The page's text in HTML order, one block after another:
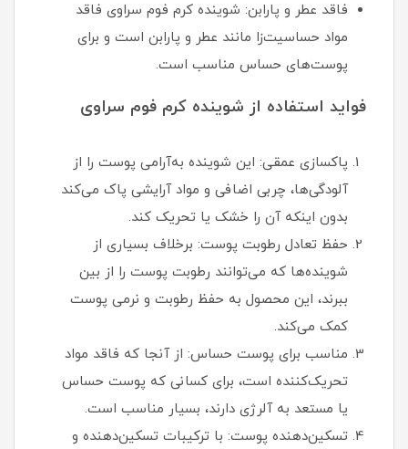
فاقد عطر و پارابن: شوینده کرم فوم سراوی فاقد
مواد حساسیت‌زا مانند عطر و پارابن است و برای
پوست‌های حساس مناسب است.
فواید استفاده از شوینده کرم فوم سراوی
پاکسازی عمقی: این شوینده به‌آرامی پوست را از
آلودگی‌ها، چربی اضافی و مواد آرایشی پاک می‌کند
بدون اینکه آن را خشک یا تحریک کند.
حفظ تعادل رطوبت پوست: برخلاف بسیاری از
شوینده‌ها که می‌توانند رطوبت پوست را از بین
ببرند، این محصول به حفظ رطوبت و نرمی پوست
کمک می‌کند.
مناسب برای پوست حساس: از آنجا که فاقد مواد
تحریک‌کننده است، برای کسانی که پوست حساس
یا مستعد به آلرژی دارند، بسیار مناسب است.
تسکین‌دهنده پوست: با ترکیبات تسکین‌دهنده و